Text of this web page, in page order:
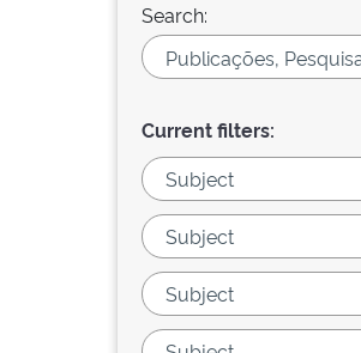
Search:
Current filters: